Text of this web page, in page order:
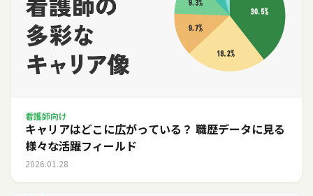
看護師向け
キャリアはどこに広がっている？ 職歴データに見る
様々な活躍フィールド
2026.01.28